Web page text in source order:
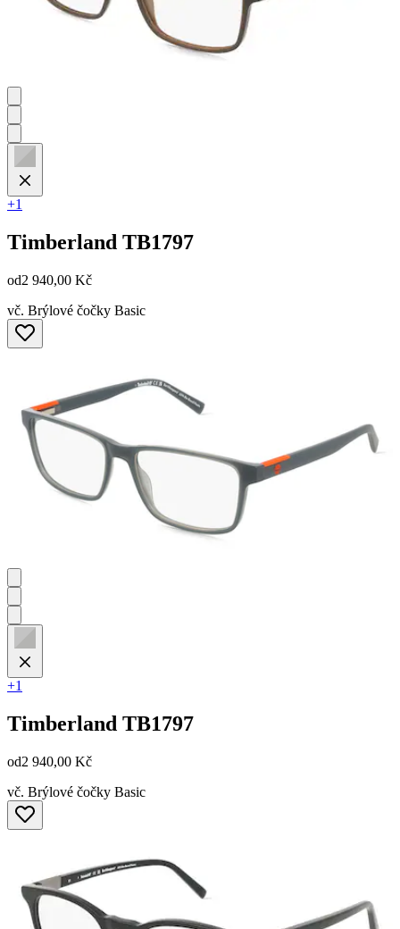
+1
Timberland TB1797
od2 940,00 Kč
vč. Brýlové čočky Basic
+1
Timberland TB1797
od2 940,00 Kč
vč. Brýlové čočky Basic